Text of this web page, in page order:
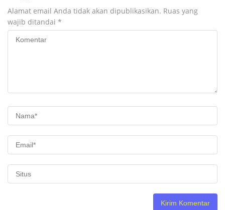
Alamat email Anda tidak akan dipublikasikan. Ruas yang
wajib ditandai *